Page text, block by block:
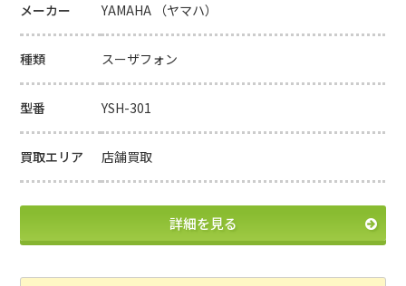
詳細を見る
メーカー YAMAHA （ヤマハ）
種類 スーザフォン
型番 YSH-301
買取エリア 店舗買取